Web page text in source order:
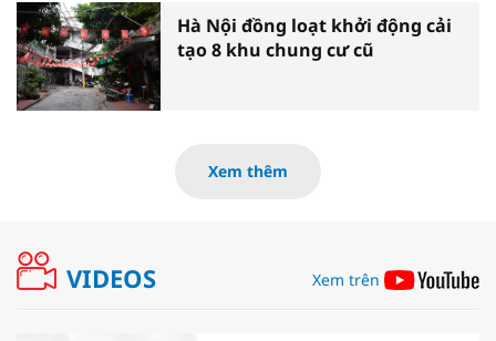
Hà Nội đồng loạt khởi động cải
tạo 8 khu chung cư cũ
Xem thêm
VIDEOS Xem trên